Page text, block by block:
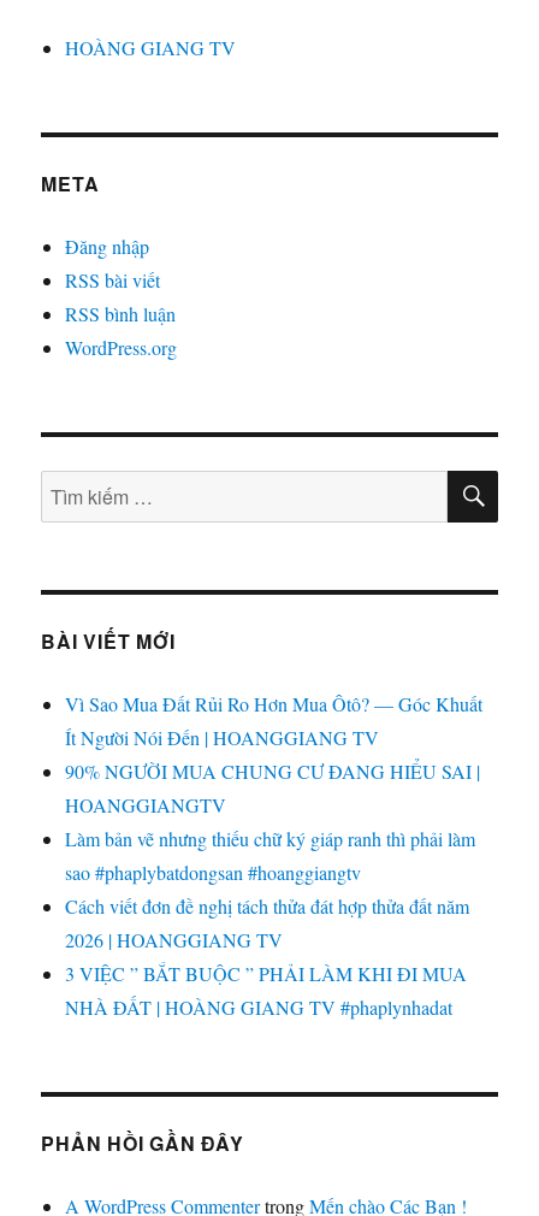
HOÀNG GIANG TV
META
Đăng nhập
RSS bài viết
RSS bình luận
WordPress.org
Tìm
kiếm:
TÌM
BÀI VIẾT MỚI
Vì Sao Mua Đất Rủi Ro Hơn Mua Ôtô? — Góc Khuất
Ít Người Nói Đến | HOANGGIANG TV
90% NGƯỜI MUA CHUNG CƯ ĐANG HIỂU SAI |
HOANGGIANGTV
Làm bản vẽ nhưng thiếu chữ ký giáp ranh thì phải làm
sao #phaplybatdongsan #hoanggiangtv
Cách viết đơn đề nghị tách thửa đát hợp thửa đất năm
2026 | HOANGGIANG TV
3 VIỆC ” BẮT BUỘC ” PHẢI LÀM KHI ĐI MUA
NHÀ ĐẤT | HOÀNG GIANG TV #phaplynhadat
PHẢN HỒI GẦN ĐÂY
A WordPress CommentertrongMến chào Các Bạn !